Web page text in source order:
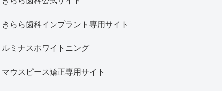
きらら歯科インプラント専用サイト
ルミナスホワイトニング
マウスピース矯正専用サイト